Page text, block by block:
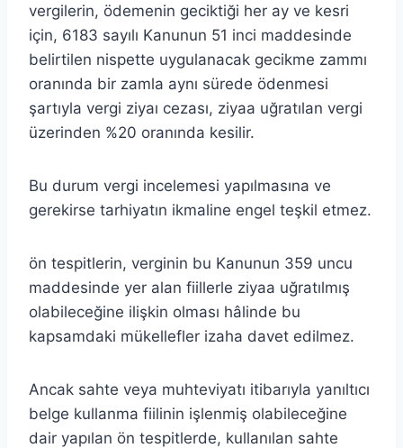
vergilerin, ödemenin geciktiği her ay ve kesri
için, 6183 sayılı Kanunun 51 inci maddesinde
belirtilen nispette uygulanacak gecikme zammı
oranında bir zamla aynı sürede ödenmesi
şartıyla vergi ziyaı cezası, ziyaa uğratılan vergi
üzerinden %20 oranında kesilir.
Bu durum vergi incelemesi yapılmasına ve
gerekirse tarhiyatın ikmaline engel teşkil etmez.
ön tespitlerin, verginin bu Kanunun 359 uncu
maddesinde yer alan fiillerle ziyaa uğratılmış
olabileceğine ilişkin olması hâlinde bu
kapsamdaki mükellefler izaha davet edilmez.
Ancak sahte veya muhteviyatı itibarıyla yanıltıcı
belge kullanma fiilinin işlenmiş olabileceğine
dair yapılan ön tespitlerde, kullanılan sahte